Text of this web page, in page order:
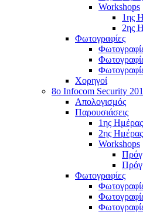
Workshops
1ης
2ης
Φωτογραφίες
Χορηγοί
8ο Infocom Security
Απολογισμός
Παρουσιάσεις
1ης
2ης
Workshops
Φωτογραφίες